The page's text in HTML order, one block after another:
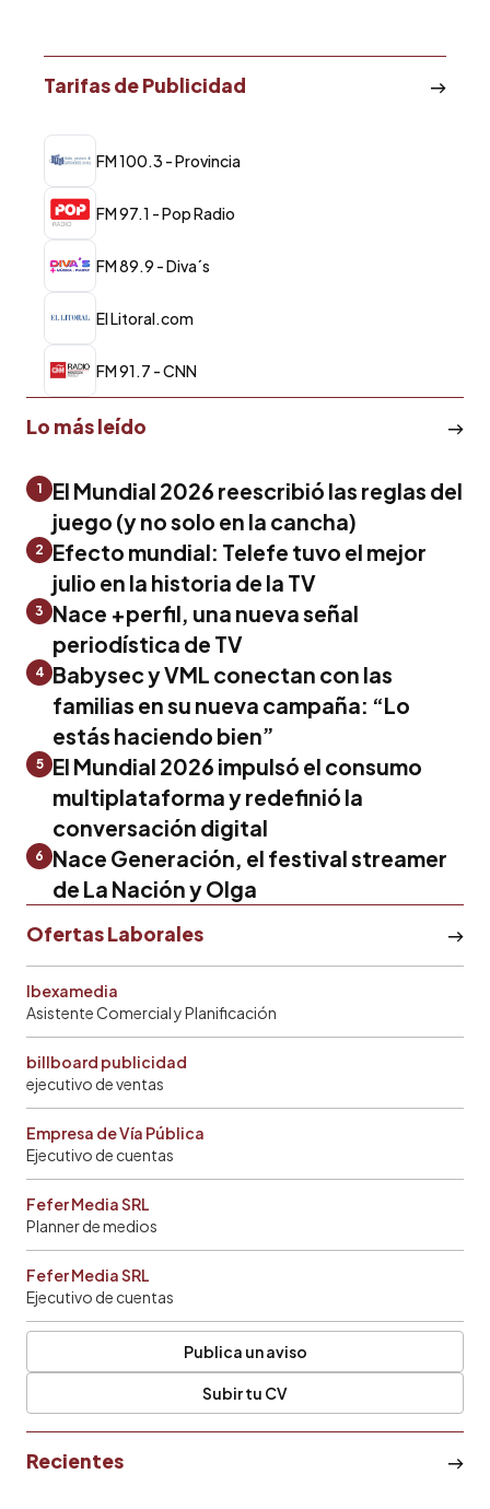
Tarifas de Publicidad
FM 100.3 - Provincia
FM 97.1 - Pop Radio
FM 89.9 - Diva´s
El Litoral.com
FM 91.7 - CNN
Lo más leído
1
El Mundial 2026 reescribió las reglas del
juego (y no solo en la cancha)
2
Efecto mundial: Telefe tuvo el mejor
julio en la historia de la TV
3
Nace +perfil, una nueva señal
periodística de TV
4 Babysec y VML conectan con las
familias en su nueva campaña: “Lo
estás haciendo bien”
5
El Mundial 2026 impulsó el consumo
multiplataforma y redefinió la
conversación digital
6
Nace Generación, el festival streamer
de La Nación y Olga
Ofertas Laborales
Ibexamedia
Asistente Comercial y Planificación
billboard publicidad
ejecutivo de ventas
Empresa de Vía Pública
Ejecutivo de cuentas
Fefer Media SRL
Planner de medios
Fefer Media SRL
Ejecutivo de cuentas
Publica un aviso
Subir tu CV
Recientes